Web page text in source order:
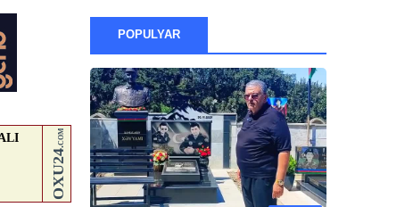
POPULYAR